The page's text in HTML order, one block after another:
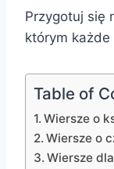
Przygotuj się
którym każde
Table of
Wiersze o
Wiersze o
Wiersze